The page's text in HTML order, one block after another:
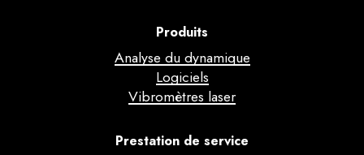
Produits
Analyse du dynamique
Logiciels
Vibromètres laser
Prestation de service